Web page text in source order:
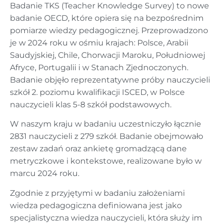
Badanie TKS (Teacher Knowledge Survey) to nowe
badanie OECD, które opiera się na bezpośrednim
pomiarze wiedzy pedagogicznej. Przeprowadzono
je w 2024 roku w ośmiu krajach: Polsce, Arabii
Saudyjskiej, Chile, Chorwacji Maroku, Południowej
Afryce, Portugalii i w Stanach Zjednoczonych.
Badanie objęło reprezentatywne próby nauczycieli
szkół 2. poziomu kwalifikacji ISCED, w Polsce
nauczycieli klas 5-8 szkół podstawowych.
W naszym kraju w badaniu uczestniczyło łącznie
2831 nauczycieli z 279 szkół. Badanie obejmowało
zestaw zadań oraz ankietę gromadzącą dane
metryczkowe i kontekstowe, realizowane było w
marcu 2024 roku.
Zgodnie z przyjętymi w badaniu założeniami
wiedza pedagogiczna definiowana jest jako
specjalistyczna wiedza nauczycieli, która służy im